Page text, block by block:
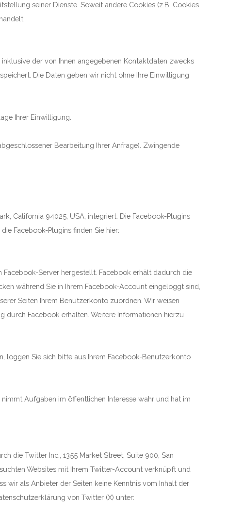
seiner Dienste. Soweit andere Cookies (z.B. Cookies
der von Ihnen angegebenen Kontaktdaten zwecks
Die Daten geben wir nicht ohne Ihre Einwilligung
Ihrer Einwilligung.
Bearbeitung Ihrer Anfrage). Zwingende
California 94025, USA, integriert. Die Facebook-Plugins
Facebook-Plugins finden Sie hier:
Server hergestellt. Facebook erhält dadurch die
während Sie in Ihrem Facebook-Account eingeloggt sind,
Seiten Ihrem Benutzerkonto zuordnen. Wir weisen
durch Facebook erhalten. Weitere Informationen hierzu
loggen Sie sich bitte aus Ihrem Facebook-Benutzerkonto
Aufgaben im öffentlichen Interesse wahr und hat im
die Twitter Inc., 1355 Market Street, Suite 900, San
Websites mit Ihrem Twitter-Account verknüpft und
wir als Anbieter der Seiten keine Kenntnis vom Inhalt der
von Twitter (X) unter: